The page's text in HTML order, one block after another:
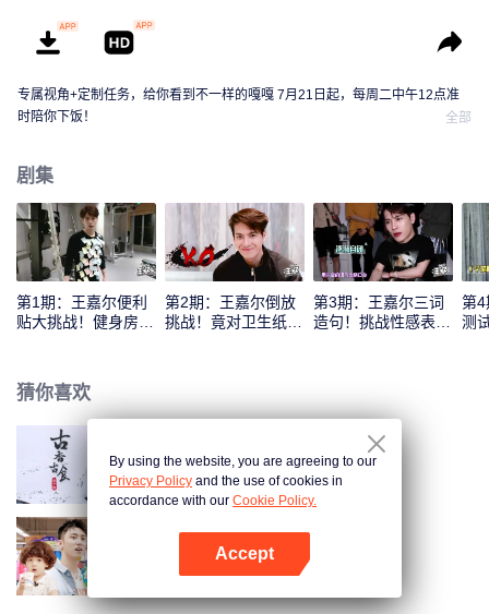
专属视角+定制任务，给你看到不一样的嘎嘎 7月21日起，每周二中午12点准
时陪你下饭！
全部
剧集
第1期：王嘉尔便利
贴大挑战！健身房魔
第2期：王嘉尔倒放
挑战！竟对卫生纸深
第3期：王嘉尔三词
造句！挑战性感表情
第4
测
猜你喜欢
李子柒
放开我北鼻 第3季
By using the website, you are agreeing to our
Privacy Policy and the use of cookies in
accordance with our Cookie Policy.
Accept